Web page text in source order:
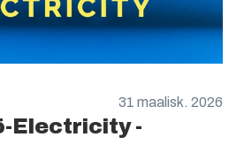
31 maalisk. 2026
Electricity -